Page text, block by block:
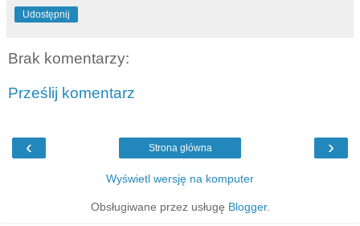
Udostępnij
Brak komentarzy:
Prześlij komentarz
‹ ›
Strona główna
Wyświetl wersję na komputer
Obsługiwane przez usługę Blogger.